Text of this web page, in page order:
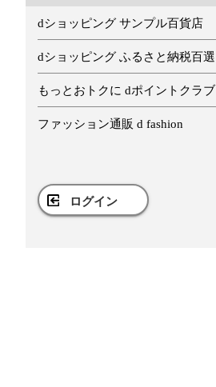
dショッピング サンプル百貨店
dショッピング ふるさと納税百選
もっとおトクに dポイントクラブ
ファッション通販 d fashion
ログイン